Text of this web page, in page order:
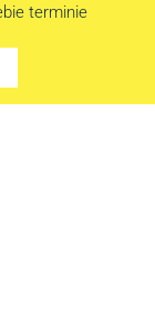
terminie